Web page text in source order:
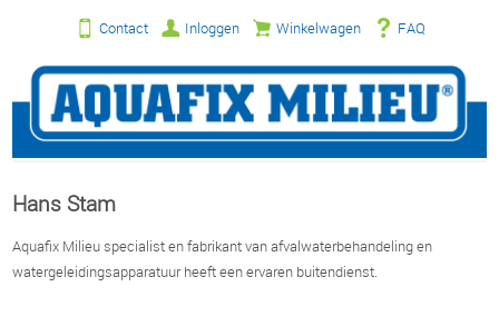
Contact Inloggen Winkelwagen FAQ
Hans Stam
Aquafix Milieu specialist en fabrikant van afvalwaterbehandeling en
watergeleidingsapparatuur heeft een ervaren buitendienst.